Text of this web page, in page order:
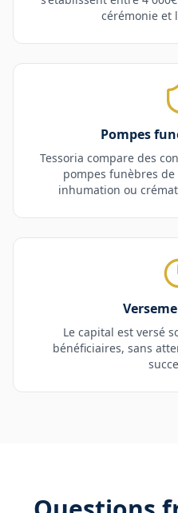
cérémonie et
Pompes
Tessoria compare des
pompes funèbres de
inhumation ou
Le capital est versé
bénéficiaires, sans